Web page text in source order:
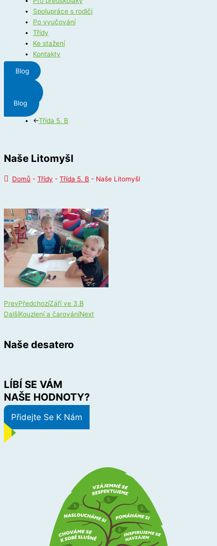
Spolupráce s rodiči
Po vyučování
Třídy
Ke stažení
Kontakty
Blog
Blog
←Třída 5. B
Naše Litomyšl
Domů - Třídy - Třída 5. B - Naše Litomyšl
PrevPředchozíZáří ve 3.B
DalšíKouzlení a čarováníNext
Naše desatero
LÍBÍ SE VÁM
NAŠE HODNOTY?
Přidejte Se K Nám